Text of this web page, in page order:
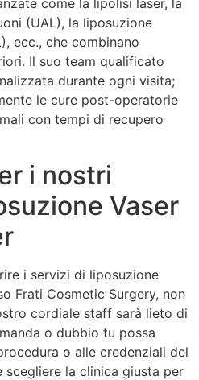
come la lipolisi laser, la
(UAL), la liposuzione
ecc., che combinano
Il suo team qualificato
durante ogni visita;
le cure post-operatorie
con tempi di recupero
i nostri
Vaser
i servizi di liposuzione
Frati Cosmetic Surgery, non
cordiale staff sarà lieto di
o dubbio tu possa
o alle credenziali del
scegliere la clinica giusta per